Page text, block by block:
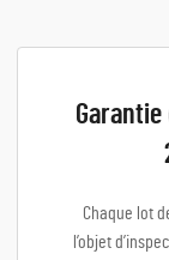
Garantie
Chaque lot
l’objet